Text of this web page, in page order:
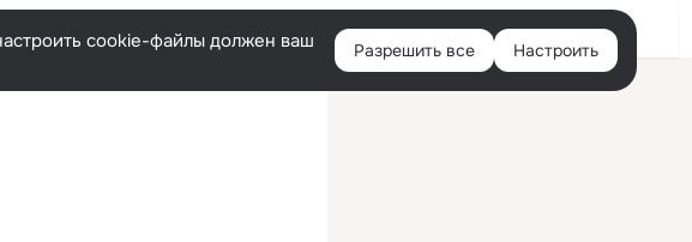
Войти
cookie-файлы должен ваш
Разрешить все Настроить